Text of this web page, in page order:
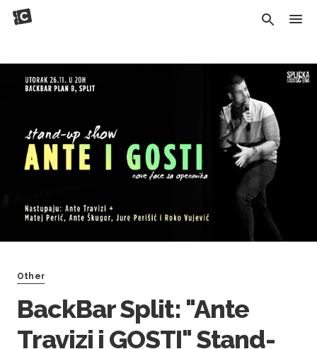
Other
BackBar Split: "Ante
Travizi i GOSTI" Stand-